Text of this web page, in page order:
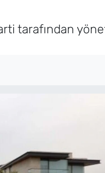
tarafından